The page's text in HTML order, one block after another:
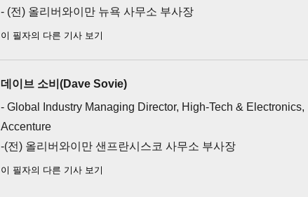
- (전) 올리버와이만 뉴욕 사무소 부사장
이 필자의 다른 기사 보기
데이브 소비(Dave Sovie)
- Global Industry Managing Director, High-Tech & Electronics,
Accenture
-(전) 올리버와이만 샌프란시스코 사무소 부사장
이 필자의 다른 기사 보기